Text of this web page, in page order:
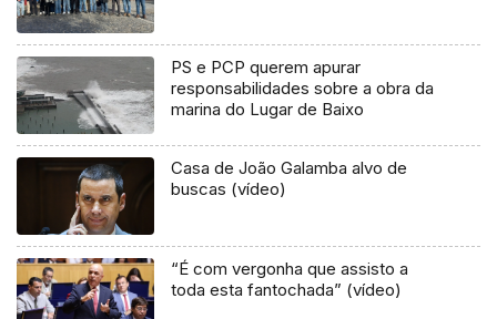
PS e PCP querem apurar
responsabilidades sobre a obra da
marina do Lugar de Baixo
Casa de João Galamba alvo de
buscas (vídeo)
“É com vergonha que assisto a
toda esta fantochada” (vídeo)